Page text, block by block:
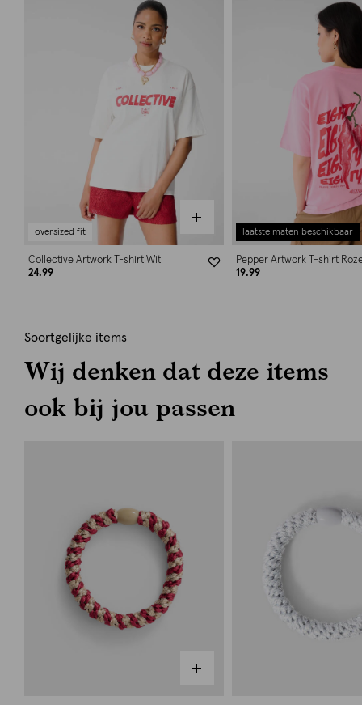
oversized fit
Collective Artwork T-shirt Wit
24.99
laatste maten beschikbaar
Pepper Artwork T-shirt
19.99
Soortgelijke items
Wij denken dat deze items
ook bij jou passen